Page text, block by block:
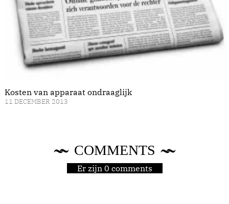
Kosten van apparaat ondraaglijk
11 DECEMBER 2013
COMMENTS
Er zijn 0 comments